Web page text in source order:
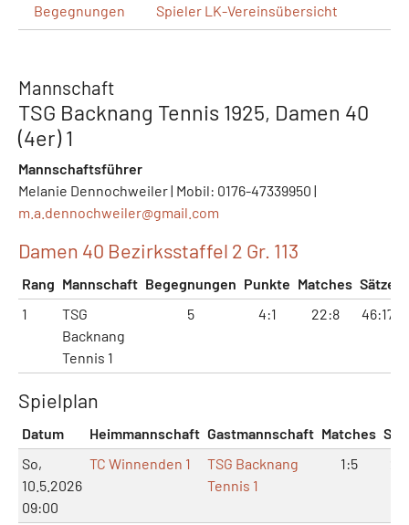
Begegnungen Spieler LK-Vereinsübersicht
Mannschaft
TSG Backnang Tennis 1925, Damen 40
(4er) 1
Mannschaftsführer
Melanie Dennochweiler | Mobil: 0176-47339950 |
m.a.dennochweiler@gmail.com
Damen 40 Bezirksstaffel 2 Gr. 113
Rang Mannschaft Begegnungen Punkte Matches Sätze
1
TSG
Backnang
Tennis 1
5 4:1 22:8 46:17
Spielplan
Datum Heimmannschaft Gastmannschaft Matches
So,
10.5.2026
09:00
TC Winnenden 1
TSG Backnang
Tennis 1
1:5